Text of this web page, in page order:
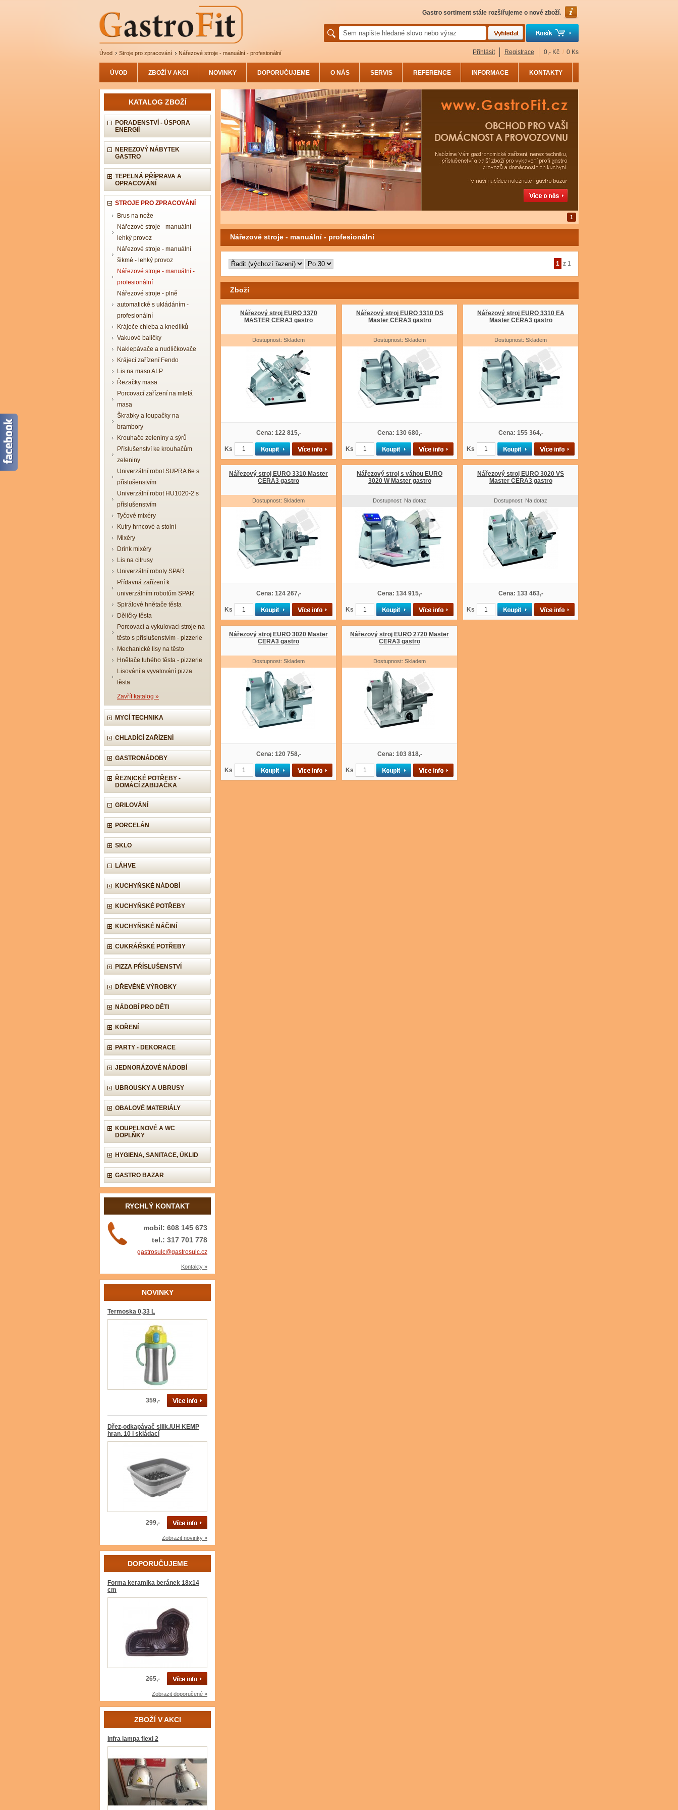
Úvod Stroje pro zpracování Nářezové stroje - manuální - profesionální
Gastro sortiment stále rozšiřujeme o nové zboží.
Přihlásit Registrace 0,- Kč / 0 Ks
ÚVOD ZBOŽÍ V AKCI NOVINKY DOPORUČUJEME O NÁS SERVIS REFERENCE INFORMACE KONTAKTY
KATALOG ZBOŽÍ
PORADENSTVÍ - ÚSPORA
ENERGIÍ
NEREZOVÝ NÁBYTEK
GASTRO
TEPELNÁ PŘÍPRAVA A
OPRACOVÁNÍ
STROJE PRO ZPRACOVÁNÍ
Brus na nože
Nářezové stroje - manuální -
lehký provoz
Nářezové stroje - manuální
šikmé - lehký provoz
Nářezové stroje - manuální -
profesionální
Nářezové stroje - plně
automatické s ukládáním -
profesionální
Kráječe chleba a knedlíků
Vakuové baličky
Naklepávače a nudličkovače
Krájecí zařízení Fendo
Lis na maso ALP
Řezačky masa
Porcovací zařízení na mletá
masa
Škrabky a loupačky na
brambory
Krouhače zeleniny a sýrů
Příslušenství ke krouhačům
zeleniny
Univerzální robot SUPRA 6e s
příslušenstvím
Univerzální robot HU1020-2 s
příslušenstvím
Tyčové mixéry
Kutry hrncové a stolní
Mixéry
Drink mixéry
Lis na citrusy
Univerzální roboty SPAR
Přídavná zařízení k
univerzálním robotům SPAR
Spirálové hnětače těsta
Děličky těsta
Porcovací a vykulovací stroje na
těsto s příslušenstvím - pizzerie
Mechanické lisy na těsto
Hnětače tuhého těsta - pizzerie
Lisování a vyvalování pizza
těsta
Zavřít katalog »
MYCÍ TECHNIKA
CHLADÍCÍ ZAŘÍZENÍ
GASTRONÁDOBY
ŘEZNICKÉ POTŘEBY -
DOMÁCÍ ZABIJAČKA
GRILOVÁNÍ
PORCELÁN
SKLO
LÁHVE
KUCHYŇSKÉ NÁDOBÍ
KUCHYŇSKÉ POTŘEBY
KUCHYŇSKÉ NÁČINÍ
CUKRÁŘSKÉ POTŘEBY
PIZZA PŘÍSLUŠENSTVÍ
DŘEVĚNÉ VÝROBKY
NÁDOBÍ PRO DĚTI
KOŘENÍ
PARTY - DEKORACE
JEDNORÁZOVÉ NÁDOBÍ
UBROUSKY A UBRUSY
OBALOVÉ MATERIÁLY
KOUPELNOVÉ A WC
DOPLŇKY
HYGIENA, SANITACE, ÚKLID
GASTRO BAZAR
RYCHLÝ KONTAKT
mobil: 608 145 673
tel.: 317 701 778
gastrosulc@gastrosulc.cz
Kontakty »
NOVINKY
Termoska 0,33 L
359,-
Dřez-odkapávač silik./UH KEMP
hran. 10 l skládací
299,-
Zobrazit novinky »
DOPORUČUJEME
Forma keramika beránek 18x14
cm
265,-
Zobrazit doporučené »
ZBOŽÍ V AKCI
Infra lampa flexi 2
1
Nářezové stroje - manuální - profesionální
Zboží
1 z 1
Nářezový stroj EURO 3370
MASTER CERA3 gastro
Dostupnost: Skladem
Cena: 122 815,-
Ks
Nářezový stroj EURO 3310 DS
Master CERA3 gastro
Dostupnost: Skladem
Cena: 130 680,-
Ks
Nářezový stroj EURO 3310 EA
Master CERA3 gastro
Dostupnost: Skladem
Cena: 155 364,-
Ks
Nářezový stroj EURO 3310 Master
CERA3 gastro
Dostupnost: Skladem
Cena: 124 267,-
Ks
Nářezový stroj s váhou EURO
3020 W Master gastro
Dostupnost: Na dotaz
Cena: 134 915,-
Ks
Nářezový stroj EURO 3020 VS
Master CERA3 gastro
Dostupnost: Na dotaz
Cena: 133 463,-
Ks
Nářezový stroj EURO 3020 Master
CERA3 gastro
Dostupnost: Skladem
Cena: 120 758,-
Ks
Nářezový stroj EURO 2720 Master
CERA3 gastro
Dostupnost: Skladem
Cena: 103 818,-
Ks